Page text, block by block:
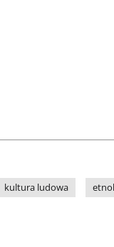
kultura ludowa